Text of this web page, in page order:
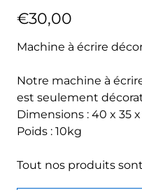
€30,00
Machine à écrire
Notre machine à
est seulement
Dimensions : 40 x 35 x
Poids : 10kg
Tout nos produits